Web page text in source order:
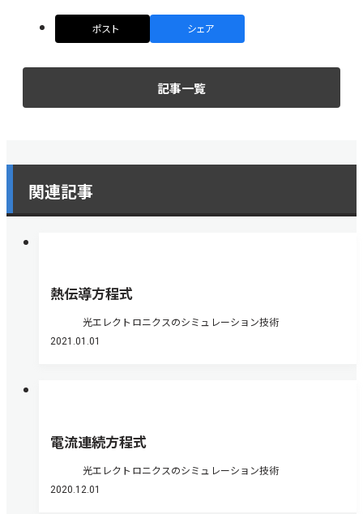
ポスト シェア
記事一覧
関連記事
熱伝導方程式
光エレクトロニクスのシミュレーション技術
2021.01.01
電流連続方程式
光エレクトロニクスのシミュレーション技術
2020.12.01